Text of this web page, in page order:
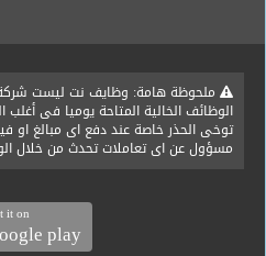
ملحوظة هامة: وظايف نت ليست
الوظائف الخالية المتاحة يوميا فى
توخى الحذر خاصة عند دفع اى مبالغ او
مسؤول عن اى تعاملات تحدث من خلال
it on
play